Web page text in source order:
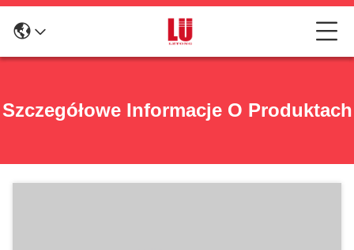
Szczegółowe Informacje O Produktach